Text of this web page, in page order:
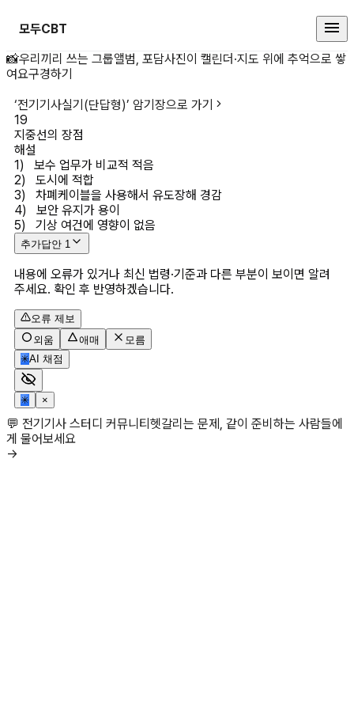
모두CBT
지중선의 장점 상세 페이지
📸우리끼리 쓰는 그룹앨범, 포담사진이 캘린더·지도 위에 추억으로 쌓
여요구경하기
‘전기기사실기(단답형)’ 암기장으로 가기
19
지중선의 장점
해설
1)   보수 업무가 비교적 적음
2)   도시에 적합
3)   차폐케이블을 사용해서 유도장해 경감
4)   보안 유지가 용이
5)   기상 여건에 영향이 없음
추가답안 1
내용에 오류가 있거나 최신 법령·기준과 다른 부분이 보이면 알려
주세요. 확인 후 반영하겠습니다.
오류 제보
외움
애매
모름
✳AI 채점
✳ ×
💬 전기기사 스터디 커뮤니티헷갈리는 문제, 같이 준비하는 사람들에
게 물어보세요
→